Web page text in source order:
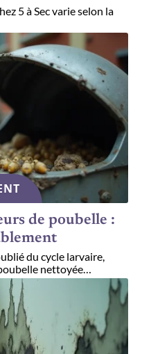
5 à Sec varie selon la
de poubelle :
du cycle larvaire,
nettoyée